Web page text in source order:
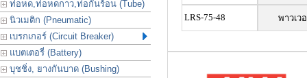
ท่อหด,ท่อหดกาว,ท่อกันร้อน (Tube)
นิวเมติก (Pneumatic)
เบรกเกอร์ (Circuit Breaker)
แบตเตอรี่ (Battery)
บุชชิ่ง, ยางกันบาด (Bushing)
LRS-75-48 พาวเว